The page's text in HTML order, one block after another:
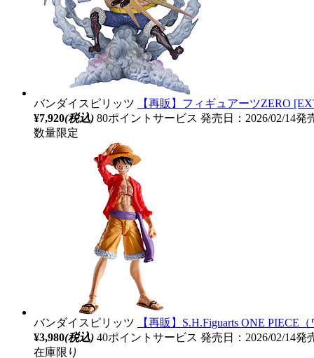
バンダイスピリッツ
【再販】フィギュアーツZERO
¥7,920(税込) 80ポイントサービス 発売日：2026/02/14発
数量限定
バンダイスピリッツ
【再販】S.H.Figuarts ONE
¥3,980(税込) 40ポイントサービス 発売日：2026/02/14発
在庫限り